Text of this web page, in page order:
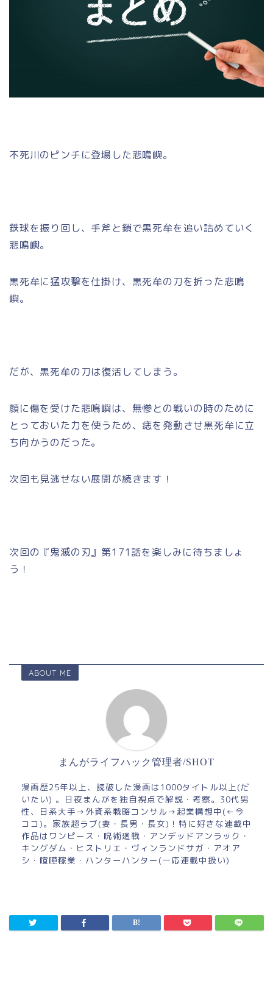
不死川のピンチに登場した悲鳴嶼。
鉄球を振り回し、手斧と鎖で黒死牟を追い詰めていく
悲鳴嶼。
黒死牟に猛攻撃を仕掛け、黒死牟の刀を折った悲鳴
嶼。
だが、黒死牟の刀は復活してしまう。
顔に傷を受けた悲鳴嶼は、無惨との戦いの時のために
とっておいた力を使うため、痣を発動させ黒死牟に立
ち向かうのだった。
次回も見逃せない展開が続きます！
次回の『鬼滅の刃』第171話を楽しみに待ちましょ
う！
ABOUT ME
まんがライフハック管理者/SHOT
漫画歴25年以上、読破した漫画は1000タイトル以上(だ
いたい) 。日夜まんがを独自視点で解説・考察。30代男
性、日系大手→外資系戦略コンサル→起業構想中(←今
ココ)。家族超ラブ(妻・長男・長女)！特に好きな連載中
作品はワンピース・呪術廻戦・アンデッドアンラック・
キングダム・ヒストリエ・ヴィンランドサガ・アオア
シ・喧嘩稼業・ハンターハンター(一応連載中扱い)